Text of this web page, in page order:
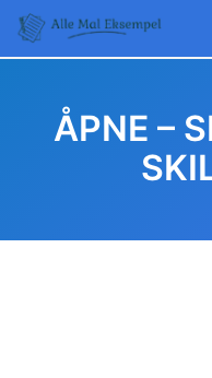
Skip
content
ÅPNE –